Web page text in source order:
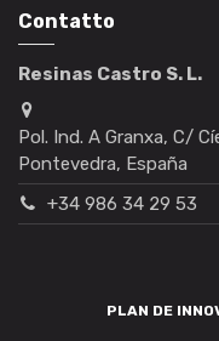
Contatto
Resinas Castro S. L.
Pol. Ind. A Granxa, C/
Pontevedra, España
+34 986 34 29 53
PLAN DE